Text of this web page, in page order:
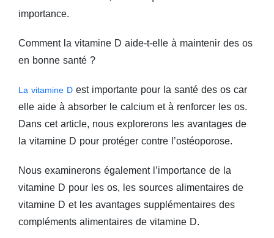
importance.
Comment la vitamine D aide-t-elle à maintenir des os
en bonne santé ?
La vitamine Dest importante pour la santé des os car
elle aide à absorber le calcium et à renforcer les os.
Dans cet article, nous explorerons les avantages de
la vitamine D pour protéger contre l’ostéoporose.
Nous examinerons également l’importance de la
vitamine D pour les os, les sources alimentaires de
vitamine D et les avantages supplémentaires des
compléments alimentaires de vitamine D.